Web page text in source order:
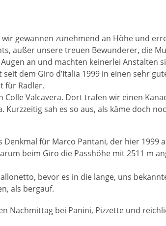
wir gewannen zunehmend an Höhe und
außer unsere treuen Bewunderer, die
an und machten keinerlei Anstalten
dem Giro d’Italia 1999 in einen sehr
für Radler.
Valcavera. Dort trafen wir einen
sah es so aus, als käme doch
für Marco Pantani, der hier 1999
beim Giro die Passhöhe mit 2511 m
bevor es in die lange, uns
als bergauf.
Nachmittag bei Panini, Pizzette und